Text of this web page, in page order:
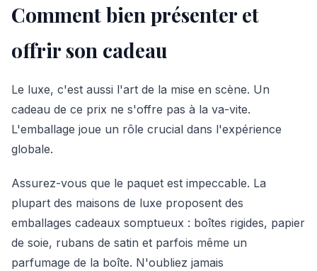
Comment bien présenter et
offrir son cadeau
Le luxe, c'est aussi l'art de la mise en scène. Un
cadeau de ce prix ne s'offre pas à la va-vite.
L'emballage joue un rôle crucial dans l'expérience
globale.
Assurez-vous que le paquet est impeccable. La
plupart des maisons de luxe proposent des
emballages cadeaux somptueux : boîtes rigides, papier
de soie, rubans de satin et parfois même un
parfumage de la boîte. N'oubliez jamais